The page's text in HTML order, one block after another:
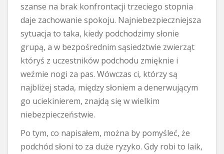
szanse na brak konfrontacji trzeciego stopnia
daje zachowanie spokoju. Najniebezpieczniejsza
sytuacja to taka, kiedy podchodzimy słonie
grupą, a w bezpośrednim sąsiedztwie zwierząt
któryś z uczestników podchodu zmięknie i
weźmie nogi za pas. Wówczas ci, którzy są
najbliżej stada, między słoniem a denerwującym
go uciekinierem, znajdą się w wielkim
niebezpieczeństwie.
Po tym, co napisałem, można by pomyśleć, że
podchód słoni to za duże ryzyko. Gdy robi to laik,